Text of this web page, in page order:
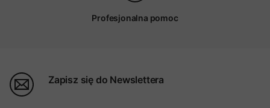
Profesjonalna pomoc
Zapisz się do Newslettera